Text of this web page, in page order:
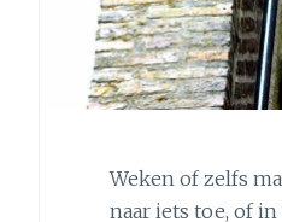
Weken of zelfs
naar iets toe, of